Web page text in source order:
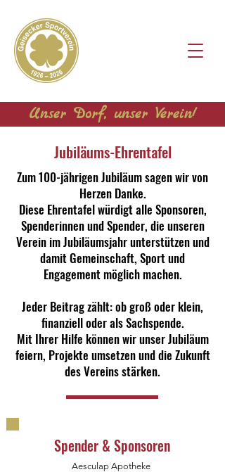
Unser Dorf, unser Verein!
Jubiläums-Ehrentafel
Zum 100-jährigen Jubiläum sagen wir von
Herzen Danke.
Diese Ehrentafel würdigt alle Sponsoren,
Spenderinnen und Spender, die unseren
Verein im Jubiläumsjahr unterstützen und
damit Gemeinschaft, Sport und
Engagement möglich machen.
Jeder Beitrag zählt: ob groß oder klein,
finanziell oder als Sachspende.
Mit Ihrer Hilfe können wir unser Jubiläum
feiern, Projekte umsetzen und die Zukunft
des Vereins stärken.
Spender & Sponsoren
Aesculap Apotheke